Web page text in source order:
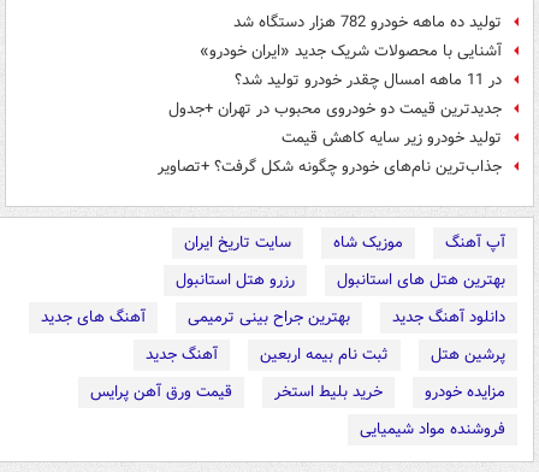
تولید ده ماهه خودرو 782 هزار دستگاه شد
آشنایی با محصولات شریک جدید «ایران خودرو»
در 11 ماهه امسال چقدر خودرو تولید شد؟
جدیدترین قیمت‌ دو خودروی محبوب در تهران +جدول
تولید خودرو زیر سایه کاهش قیمت
جذاب‌ترین نام‌های خودرو چگونه شکل گرفت؟ +تصاویر
آپ آهنگ موزیک شاه
سایت تاریخ ایران
بهترین هتل های استانبول
رزرو هتل استانبول
دانلود آهنگ جدید
بهترین جراح بینی ترمیمی
آهنگ های جدید
پرشین هتل
ثبت نام بیمه اربعین
آهنگ جدید
مزایده خودرو
خرید بلیط استخر
قیمت ورق آهن پرایس
فروشنده مواد شیمیایی